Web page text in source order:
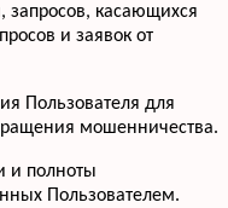
касающихся
и заявок от
Пользователя для
мошенничества.
и полноты
Пользователем.